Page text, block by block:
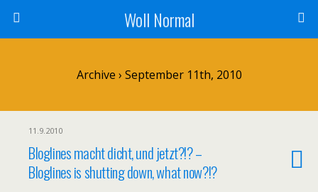
Woll Normal
Archive › September 11th, 2010
11.9.2010
Bloglines macht dicht, und jetzt?!? –
Bloglines is shutting down, what now?!?